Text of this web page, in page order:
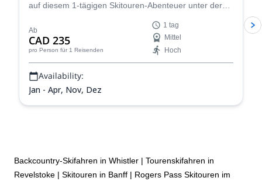
auf diesem 1-tägigen Skitouren-Abenteuer unter der
Ab
CAD 235
pro Person für 1 Reisenden
1 tag
Mittel
Hoch
Availability:
Jan - Apr, Nov, Dez
Backcountry-Skifahren in Whistler | Tourenskifahren in
Revelstoke | Skitouren in Banff | Rogers Pass Skitouren im